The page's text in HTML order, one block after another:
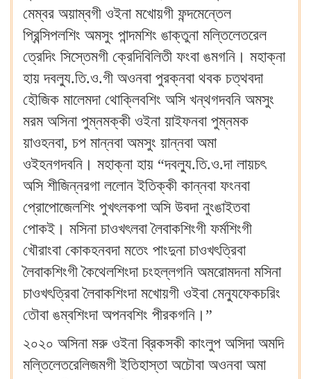
মেম্বর অয়াম্বগী ওইনা মখোয়গী ফন্দমেন্তেল
প্রিন্সিপলশিং অমসুং পান্দমশিং ঙাক্তুনা মল্তিলেতরেল
ত্রেদিং সিস্তেমগী ক্রেদিবিলিতী ফংবা ঙমগনি। মহাক্না
হায় দবল্যু.তি.ও.গী অওনবা পুরক্নবা থবক চত্থবদা
হৌজিক মালেমদা থোক্লিবশিং অসি খন্থগদবনি অমসুং
মরম অসিনা পুম্নমক্কী ওইনা য়াইফনবা পুম্নমক
য়াওহনবা, চপ মান্নবা অমসুং য়ান্নবা অমা
ওইহনগদবনি। মহাক্না হায় “দবল্যু.তি.ও.দা লায়চৎ
অসি শীজিন্নরগা ললোন ইতিক্কী কান্নবা ফংনবা
প্রোপোজেলশিং পুখৎলকপা অসি উবদা নুংঙাইতবা
পোকই। মসিনা চাওখৎলবা লৈবাকশিংগী ফর্মশিংগী
খৌরাংবা কোকহনবদা মতেং পাংদুনা চাওখৎত্রিবা
লৈবাকশিংগী কৈথেলশিংদা চংহল্লগনি অমরোমদনা মসিনা
চাওখৎত্রিবা লৈবাকশিংদা মখোয়গী ওইবা মেন্যুফেকচরিং
তৌবা ঙম্বশিংদা অপনবশিং পীরকগনি।”
২০২০ অসিনা মরু ওইনা ব্রিকসকী কাংলুপ অসিদা অমদি
মল্তিলেতরেলিজমগী ইতিহাস্তা অচৌবা অওনবা অমা